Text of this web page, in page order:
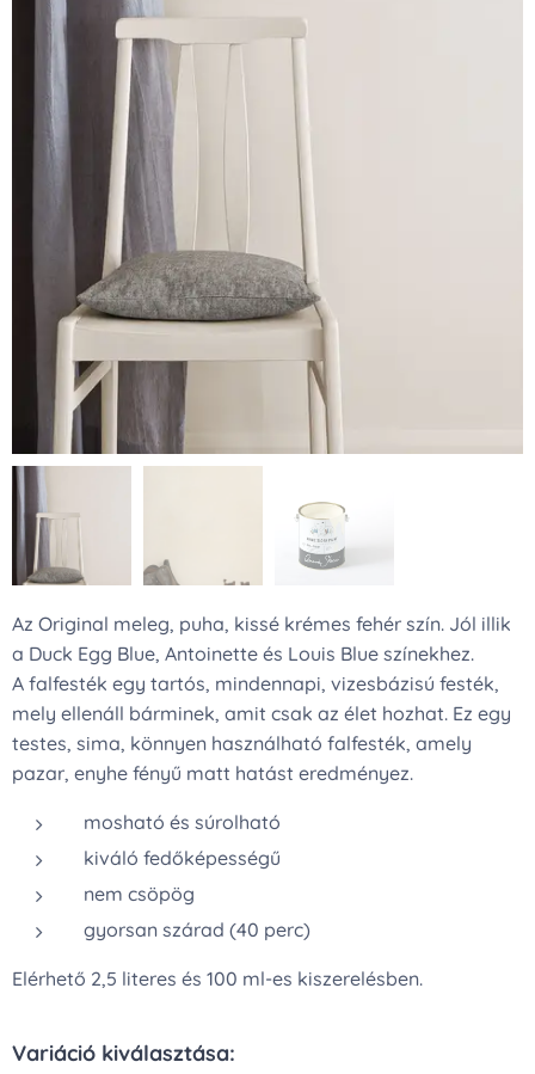
Az Original meleg, puha, kissé krémes fehér szín. Jól illik
a Duck Egg Blue, Antoinette és Louis Blue színekhez.
A falfesték egy tartós, mindennapi, vizesbázisú festék,
mely ellenáll bárminek, amit csak az élet hozhat. Ez egy
testes, sima, könnyen használható falfesték, amely
pazar, enyhe fényű matt hatást eredményez.
mosható és súrolható
kiváló fedőképességű
nem csöpög
gyorsan szárad (40 perc)
Elérhető 2,5 literes és 100 ml-es kiszerelésben.
Variáció kiválasztása: